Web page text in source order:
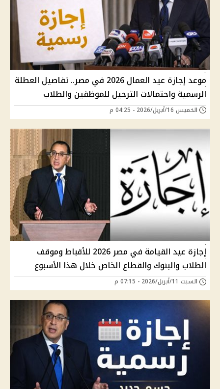
موعد إجازة عيد العمال 2026 في مصر.. تفاصيل العطلة
الرسمية واحتمالات الترحيل للموظفين والطلاب
الخميس 16/أبريل/2026 - 04:25 م
إجازة عيد القيامة في مصر 2026 للأقباط وموقف
الطلاب والبنوك والقطاع الخاص خلال هذا الأسبوع
السبت 11/أبريل/2026 - 07:15 م